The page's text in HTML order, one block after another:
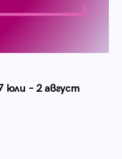
юли – 2 август